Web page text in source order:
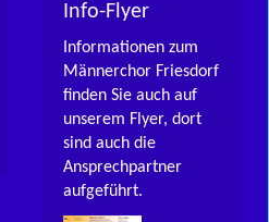
Info-Flyer
Informationen zum
Männerchor Friesdorf
finden Sie auch auf
unserem Flyer, dort
sind auch die
Ansprechpartner
aufgeführt.